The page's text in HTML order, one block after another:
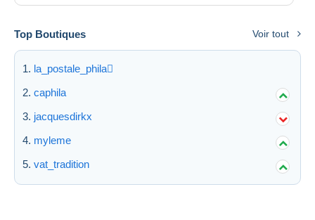
Top Boutiques Voir tout
la_postale_phila
caphila
jacquesdirkx
myleme
vat_tradition